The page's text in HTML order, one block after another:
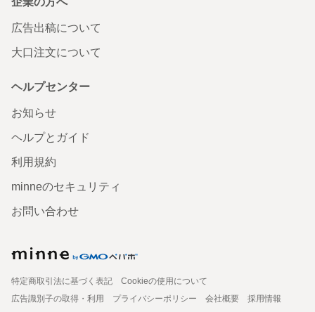
広告出稿について
大口注文について
ヘルプセンター
お知らせ
ヘルプとガイド
利用規約
minneのセキュリティ
お問い合わせ
特定商取引法に基づく表記
Cookieの使用について
広告識別子の取得・利用
プライバシーポリシー 会社概要
採用情報